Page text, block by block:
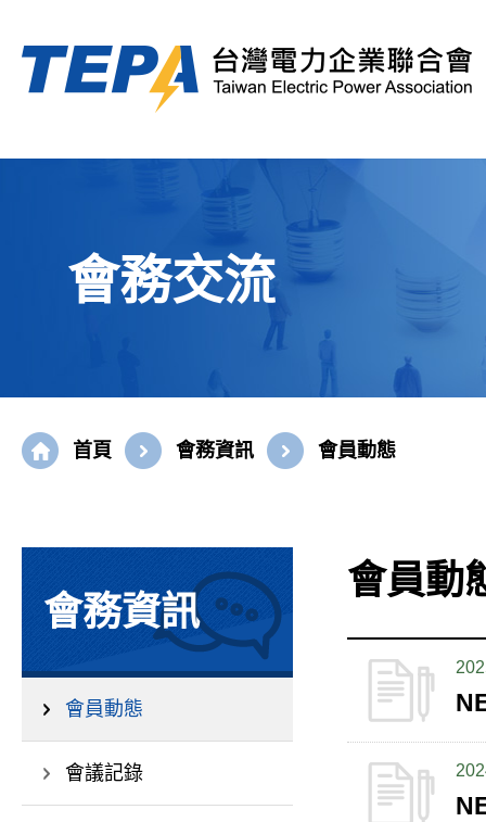
會務交流
首頁 會務資訊 會員動態
會務資訊
會員動態
會議記錄
會員動